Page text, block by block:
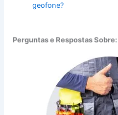
geofone?
Perguntas e Respostas Sobre: